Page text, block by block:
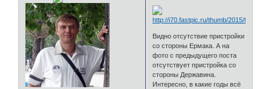
Видно отсутствие пристройки
со стороны Ермака. А на
фото с предыдущего поста
отсутствует пристройка со
стороны Державина.
Интересно, в какие годы всё